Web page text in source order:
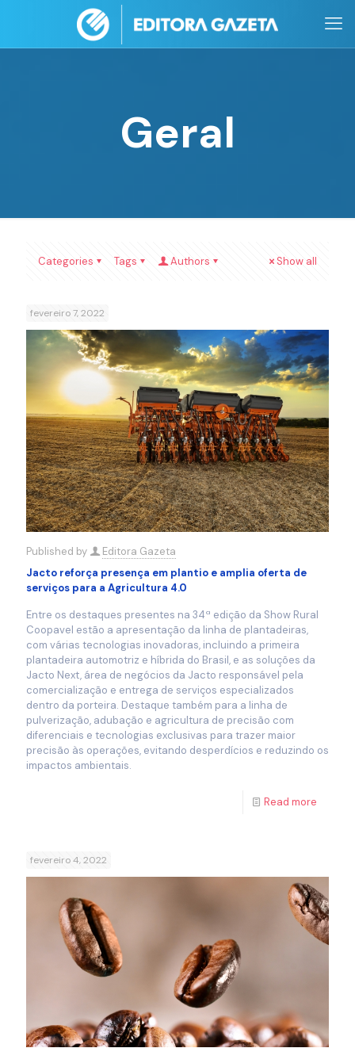
Geral
Categories Tags Authors Show all
fevereiro 7, 2022
Published by
Editora Gazeta
Jacto reforça presença em plantio e amplia oferta de
serviços para a Agricultura 4.0
Entre os destaques presentes na 34ª edição da Show Rural
Coopavel estão a apresentação da linha de plantadeiras,
com várias tecnologias inovadoras, incluindo a primeira
plantadeira automotriz e híbrida do Brasil, e as soluções da
Jacto Next, área de negócios da Jacto responsável pela
comercialização e entrega de serviços especializados
dentro da porteira. Destaque também para a linha de
pulverização, adubação e agricultura de precisão com
diferenciais e tecnologias exclusivas para trazer maior
precisão às operações, evitando desperdícios e reduzindo os
impactos ambientais.
Read more
fevereiro 4, 2022